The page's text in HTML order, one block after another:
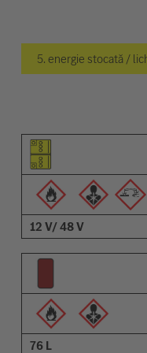
5. energie stocată /
Pictogramă elemente
Pictogramă avertizări
Descriere
12 V/ 48 V
76 L